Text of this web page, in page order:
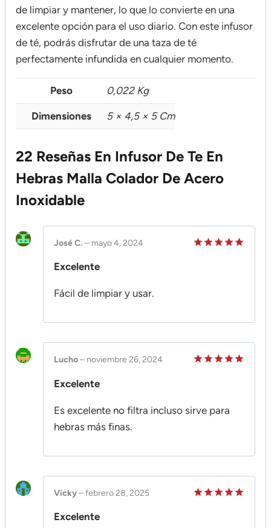
de limpiar y mantener, lo que lo convierte en una
excelente opción para el uso diario. Con este infusor
de té, podrás disfrutar de una taza de té
perfectamente infundida en cualquier momento.
Peso 0,022 Kg
Dimensiones 5 × 4,5 × 5 Cm
22 Reseñas En Infusor De Te En
Hebras Malla Colador De Acero
Inoxidable
José C. – mayo 4, 2024
Excelente
Fácil de limpiar y usar.
Lucho– noviembre 26, 2024
Excelente
Es excelente no filtra incluso sirve para
hebras más finas.
Vicky–febrero 28, 2025
Excelente